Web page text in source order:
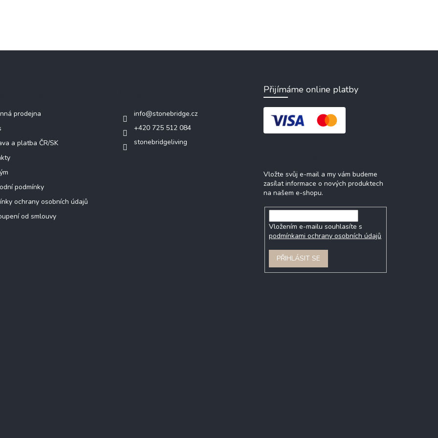
prodejna
a platba ČR/SK
podmínky
ochrany osobních údajů
od smlouvy
info@stonebridge.cz
+420 725 512 084
stonebridgeliving
Přijímáme online platby
Vložte svůj e-mail a my vám budeme
zasílat informace o nových produktech
na našem e-shopu.
Vložením e-mailu souhlasíte s
podmínkami ochrany osobních údajů
PŘIHLÁSIT SE